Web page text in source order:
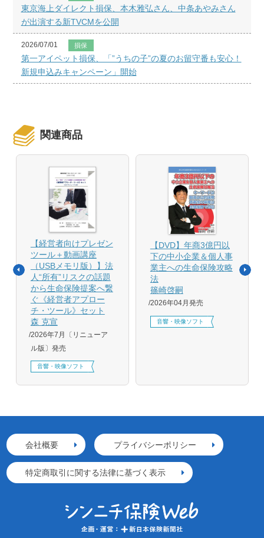
東京海上ダイレクト損保、本木雅弘さん、中条あやみさん
が出演する新TVCMを公開
2026/07/01 損保
第一アイペット損保、「”うちの子”の夏のお留守番も安心！
新規申込みキャンペーン」開始
関連商品
【経営者向けプレゼン
ツール＋動画講座
（USBメモリ版）】法
人“所有”リスクの話題
から生命保険提案へ繋
ぐ《経営者アプロー
チ・ツール》セット
森 克宣
2026年7月〔リニューア
ル版〕発売
音響・映像ソフト
【DVD】年商3億円以
下の中小企業＆個人事
業主への生命保険攻略
法
篠崎啓嗣
2026年04月発売
音響・映像ソフト
会社概要 プライバシーポリシー
特定商取引に関する法律に基づく表示